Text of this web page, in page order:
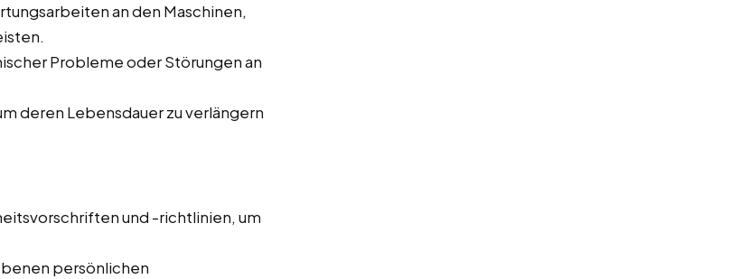
an den Maschinen,
Probleme oder Störungen an
deren Lebensdauer zu verlängern
und -richtlinien, um
persönlichen